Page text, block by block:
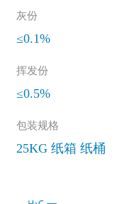
灰份
≤0.1%
挥发份
≤0.5%
包装规格
25KG 纸箱 纸桶